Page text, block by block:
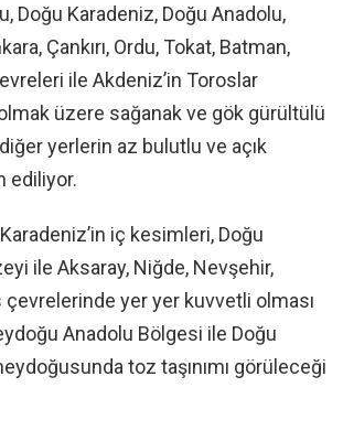
Doğu Karadeniz, Doğu Anadolu,
Çankırı, Ordu, Tokat, Batman,
ile Akdeniz’in Toroslar
üzere sağanak ve gök gürültülü
diğer yerlerin az bulutlu ve açık
ediliyor.
Karadeniz’in iç kesimleri, Doğu
ile Aksaray, Niğde, Nevşehir,
çevrelerinde yer yer kuvvetli olması
Anadolu Bölgesi ile Doğu
toz taşınımı görüleceği